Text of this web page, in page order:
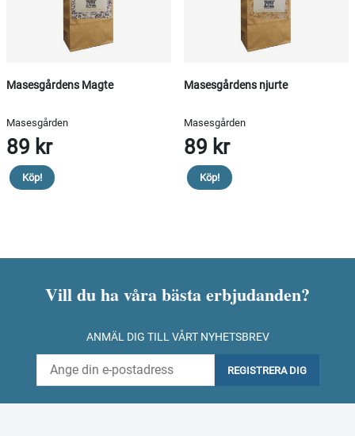
Masesgårdens Magte
Masesgården
89 kr
Köp!
Masesgårdens njurte
Masesgården
89 kr
Köp!
Vill du ha våra bästa erbjudanden?
ANMÄL DIG TILL VÅRT NYHETSBREV
REGISTRERA DIG